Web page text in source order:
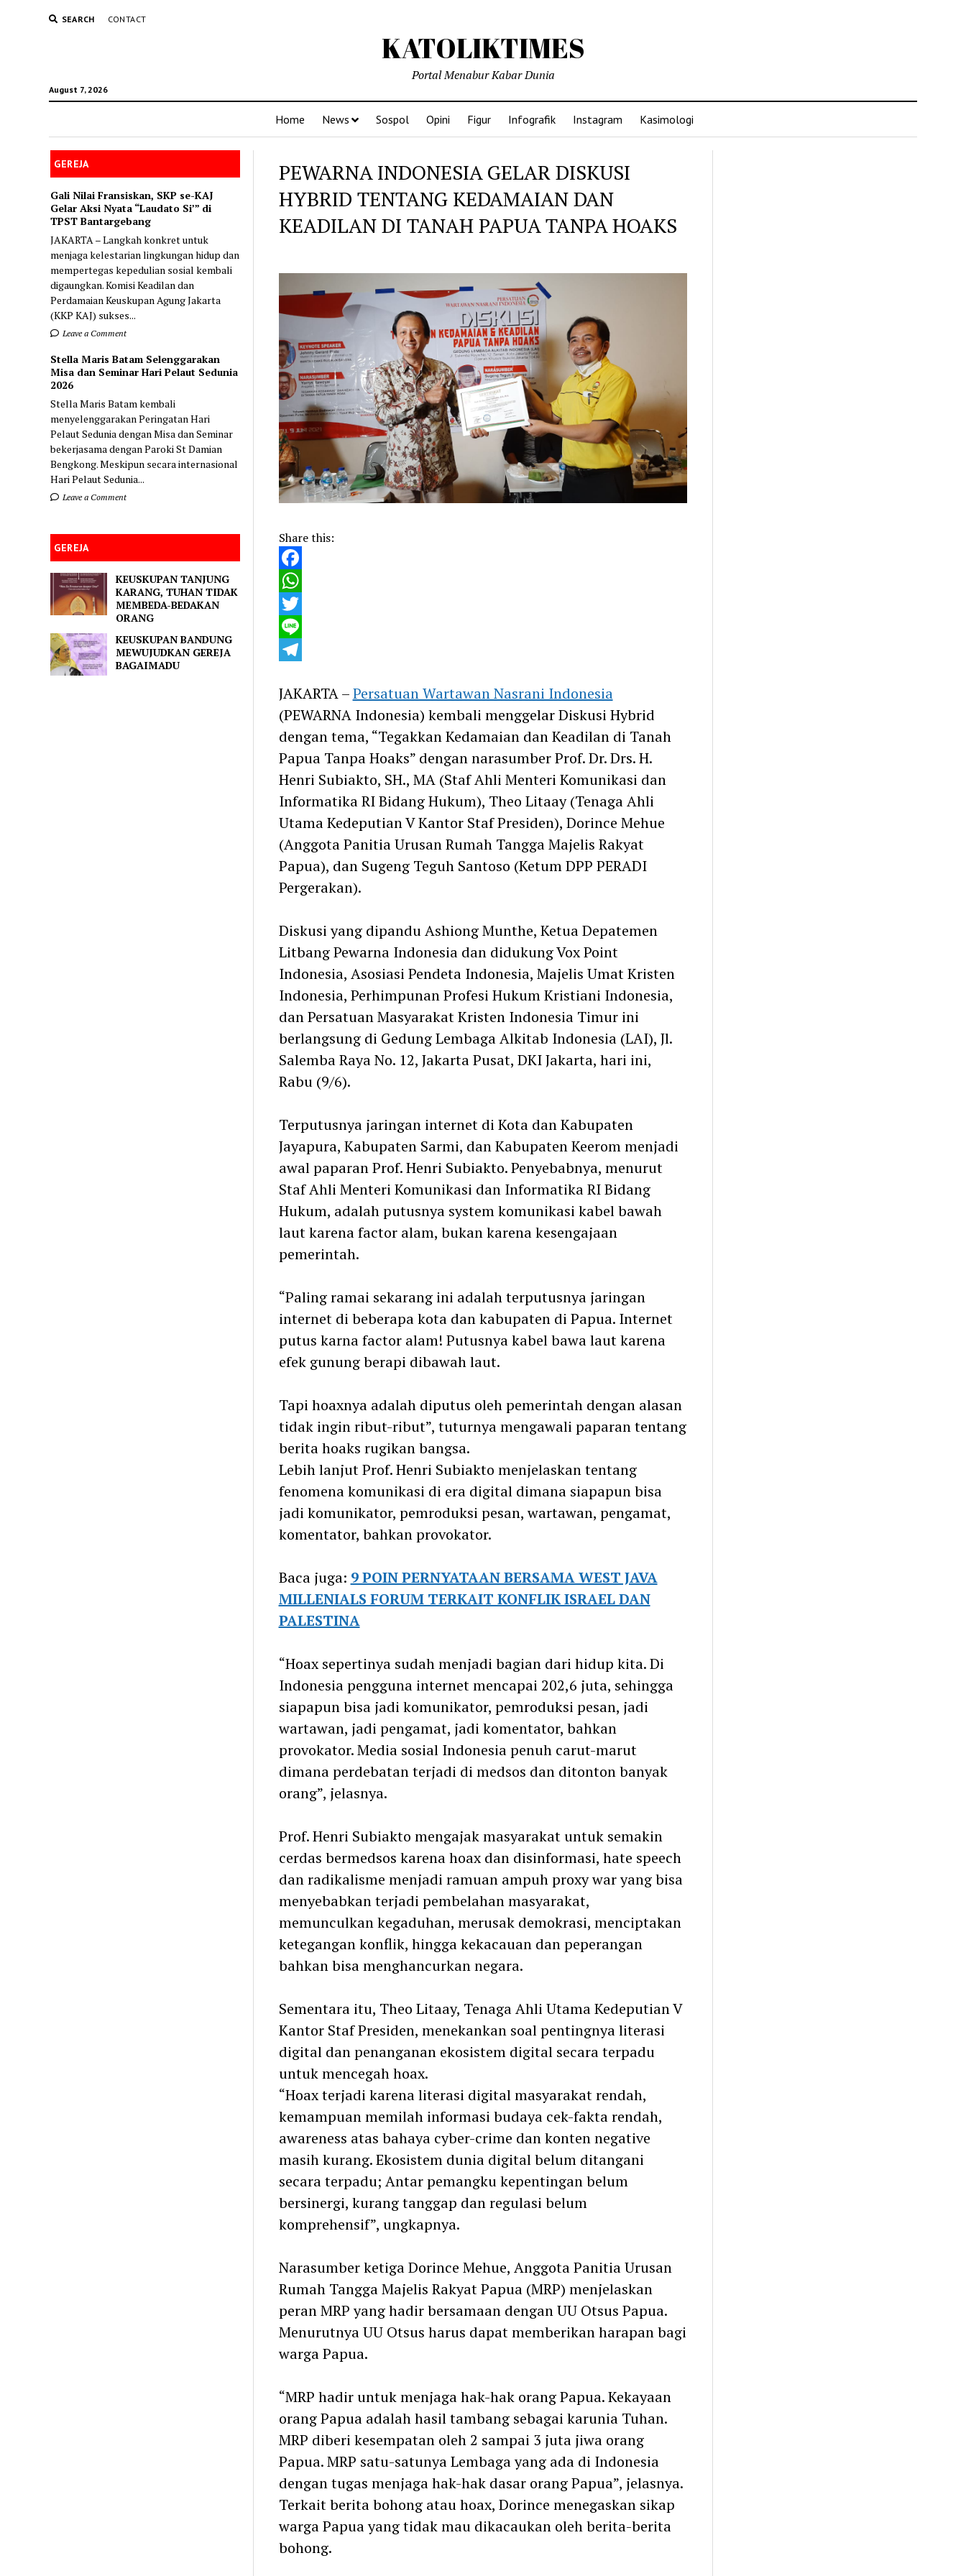
SEARCH CONTACT
KATOLIKTIMES
August 7, 2026
Portal Menabur Kabar Dunia
Home News Sospol Opini Figur Infografik Instagram Kasimologi
GEREJA
Gali Nilai Fransiskan, SKP se-KAJ
Gelar Aksi Nyata “Laudato Si’” di
TPST Bantargebang
JAKARTA – Langkah konkret untuk
menjaga kelestarian lingkungan hidup dan
mempertegas kepedulian sosial kembali
digaungkan. Komisi Keadilan dan
Perdamaian Keuskupan Agung Jakarta
(KKP KAJ) sukses...
Leave a Comment
Stella Maris Batam Selenggarakan
Misa dan Seminar Hari Pelaut Sedunia
2026
Stella Maris Batam kembali
menyelenggarakan Peringatan Hari
Pelaut Sedunia dengan Misa dan Seminar
bekerjasama dengan Paroki St Damian
Bengkong. Meskipun secara internasional
Hari Pelaut Sedunia...
Leave a Comment
GEREJA
KEUSKUPAN TANJUNG
KARANG, TUHAN TIDAK
MEMBEDA-BEDAKAN
ORANG
KEUSKUPAN BANDUNG
MEWUJUDKAN GEREJA
BAGAIMADU
PEWARNA INDONESIA GELAR DISKUSI
HYBRID TENTANG KEDAMAIAN DAN
KEADILAN DI TANAH PAPUA TANPA HOAKS
Share this:
Facebook
WhatsApp
Twitter
Line
JAKARTA –Persatuan Wartawan Nasrani Indonesia
(PEWARNA Indonesia) kembali menggelar Diskusi Hybrid
dengan tema, “Tegakkan Kedamaian dan Keadilan di Tanah
Papua Tanpa Hoaks” dengan narasumber Prof. Dr. Drs. H.
Henri Subiakto, SH., MA (Staf Ahli Menteri Komunikasi dan
Informatika RI Bidang Hukum), Theo Litaay (Tenaga Ahli
Utama Kedeputian V Kantor Staf Presiden), Dorince Mehue
(Anggota Panitia Urusan Rumah Tangga Majelis Rakyat
Papua), dan Sugeng Teguh Santoso (Ketum DPP PERADI
Pergerakan).
Diskusi yang dipandu Ashiong Munthe, Ketua Depatemen
Litbang Pewarna Indonesia dan didukung Vox Point
Indonesia, Asosiasi Pendeta Indonesia, Majelis Umat Kristen
Indonesia, Perhimpunan Profesi Hukum Kristiani Indonesia,
dan Persatuan Masyarakat Kristen Indonesia Timur ini
berlangsung di Gedung Lembaga Alkitab Indonesia (LAI), Jl.
Salemba Raya No. 12, Jakarta Pusat, DKI Jakarta, hari ini,
Rabu (9/6).
Terputusnya jaringan internet di Kota dan Kabupaten
Jayapura, Kabupaten Sarmi, dan Kabupaten Keerom menjadi
awal paparan Prof. Henri Subiakto. Penyebabnya, menurut
Staf Ahli Menteri Komunikasi dan Informatika RI Bidang
Hukum, adalah putusnya system komunikasi kabel bawah
laut karena factor alam, bukan karena kesengajaan
pemerintah.
“Paling ramai sekarang ini adalah terputusnya jaringan
internet di beberapa kota dan kabupaten di Papua. Internet
putus karna factor alam! Putusnya kabel bawa laut karena
efek gunung berapi dibawah laut.
Tapi hoaxnya adalah diputus oleh pemerintah dengan alasan
tidak ingin ribut-ribut”, tuturnya mengawali paparan tentang
berita hoaks rugikan bangsa.
Lebih lanjut Prof. Henri Subiakto menjelaskan tentang
fenomena komunikasi di era digital dimana siapapun bisa
jadi komunikator, pemroduksi pesan, wartawan, pengamat,
komentator, bahkan provokator.
Baca juga: 9 POIN PERNYATAAN BERSAMA WEST JAVA
MILLENIALS FORUM TERKAIT KONFLIK ISRAEL DAN
PALESTINA
“Hoax sepertinya sudah menjadi bagian dari hidup kita. Di
Indonesia pengguna internet mencapai 202,6 juta, sehingga
siapapun bisa jadi komunikator, pemroduksi pesan, jadi
wartawan, jadi pengamat, jadi komentator, bahkan
provokator. Media sosial Indonesia penuh carut-marut
dimana perdebatan terjadi di medsos dan ditonton banyak
orang”, jelasnya.
Prof. Henri Subiakto mengajak masyarakat untuk semakin
cerdas bermedsos karena hoax dan disinformasi, hate speech
dan radikalisme menjadi ramuan ampuh proxy war yang bisa
menyebabkan terjadi pembelahan masyarakat,
memunculkan kegaduhan, merusak demokrasi, menciptakan
ketegangan konflik, hingga kekacauan dan peperangan
bahkan bisa menghancurkan negara.
Sementara itu, Theo Litaay, Tenaga Ahli Utama Kedeputian V
Kantor Staf Presiden, menekankan soal pentingnya literasi
digital dan penanganan ekosistem digital secara terpadu
untuk mencegah hoax.
“Hoax terjadi karena literasi digital masyarakat rendah,
kemampuan memilah informasi budaya cek-fakta rendah,
awareness atas bahaya cyber-crime dan konten negative
masih kurang. Ekosistem dunia digital belum ditangani
secara terpadu; Antar pemangku kepentingan belum
bersinergi, kurang tanggap dan regulasi belum
komprehensif”, ungkapnya.
Narasumber ketiga Dorince Mehue, Anggota Panitia Urusan
Rumah Tangga Majelis Rakyat Papua (MRP) menjelaskan
peran MRP yang hadir bersamaan dengan UU Otsus Papua.
Menurutnya UU Otsus harus dapat memberikan harapan bagi
warga Papua.
“MRP hadir untuk menjaga hak-hak orang Papua. Kekayaan
orang Papua adalah hasil tambang sebagai karunia Tuhan.
MRP diberi kesempatan oleh 2 sampai 3 juta jiwa orang
Papua. MRP satu-satunya Lembaga yang ada di Indonesia
dengan tugas menjaga hak-hak dasar orang Papua”, jelasnya.
Terkait berita bohong atau hoax, Dorince menegaskan sikap
warga Papua yang tidak mau dikacaukan oleh berita-berita
bohong.